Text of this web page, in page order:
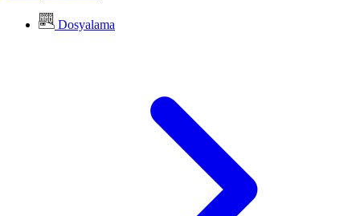
Dosyalama